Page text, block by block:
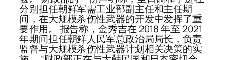
分别担任朝鲜军需工业部副主任和主任期
间，在大规模杀伤性武器的开发中发挥了重
要作用。 报告称，金秀吉在 2018 年至 2021
年期间担任朝鲜人民军总政治局局长，负责
监督与大规模杀伤性武器计划相关决策的实